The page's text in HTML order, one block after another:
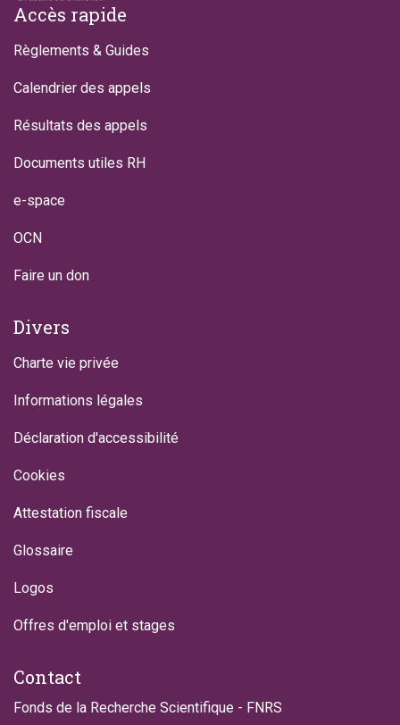
Footer
Accès rapide
Règlements & Guides
Calendrier des appels
Résultats des appels
Documents utiles RH
e-space
OCN
Faire un don
Divers
Charte vie privée
Informations légales
Déclaration d'accessibilité
Cookies
Attestation fiscale
Glossaire
Logos
Offres d'emploi et stages
Contact
Fonds de la Recherche Scientifique - FNRS